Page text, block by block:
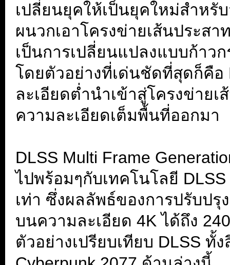
เปลี่ยนยุคให้เป็นยุคใหม่สำหรั
ผนวกเอาโครงข่ายเส้นประส
เป็นการเปลี่ยนแปลงแบบก้า
โดยตัวอย่างที่เด่นชัดที่สุดก็คือ
ละเอียดต่ำนำเข้าสู่โครงข่าย
ความละเอียดเต็มพื้นที่ออกมา
DLSS Multi Frame
ไปพร้อมๆกับเทคโนโลยี
เท่า ซึ่งผลลัพธ์ของการปรับปรุ
บนความละเอียด 4K ได้ถึง
ตัวอย่างเปรียบเทียบ DLSS ทั้